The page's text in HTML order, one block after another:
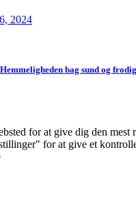
2024
bag sund og
for at give dig den
for at give et